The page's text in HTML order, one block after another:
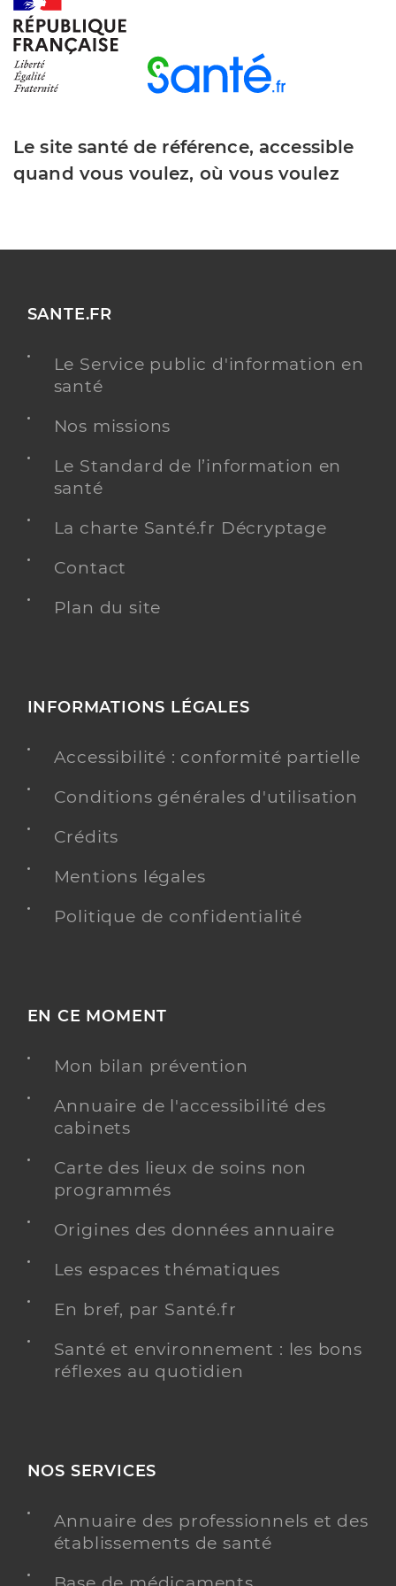
Le site santé de référence, accessible
quand vous voulez, où vous voulez
SANTE.FR
Le Service public d'information en
santé
Nos missions
Le Standard de l’information en
santé
La charte Santé.fr Décryptage
Contact
Plan du site
INFORMATIONS LÉGALES
Accessibilité : conformité partielle
Conditions générales d'utilisation
Crédits
Mentions légales
Politique de confidentialité
EN CE MOMENT
Mon bilan prévention
Annuaire de l'accessibilité des
cabinets
Carte des lieux de soins non
programmés
Origines des données annuaire
Les espaces thématiques
En bref, par Santé.fr
Santé et environnement : les bons
réflexes au quotidien
NOS SERVICES
Annuaire des professionnels et des
établissements de santé